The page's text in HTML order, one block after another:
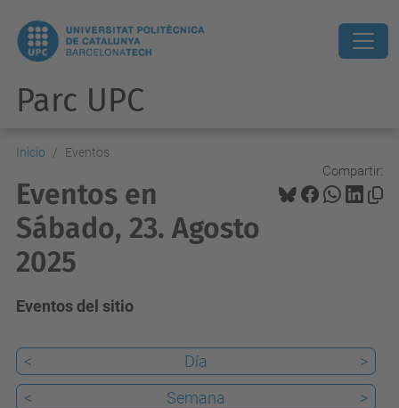
Parc UPC
Inicio Eventos
Compartir:
Eventos en
Sábado, 23. Agosto
2025
Eventos del sitio
< Día
>
<
Semana
>